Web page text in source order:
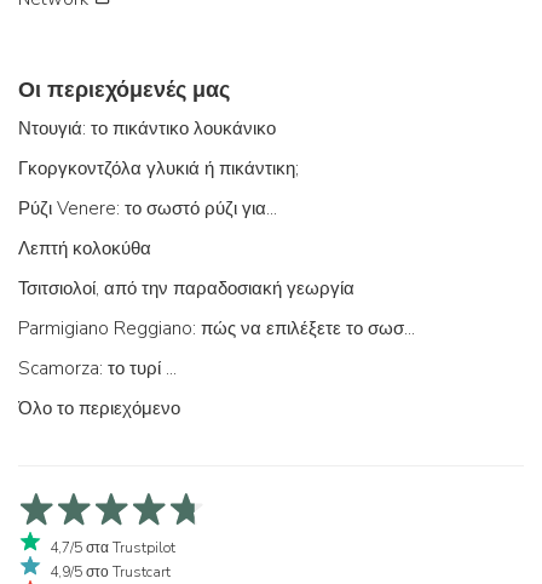
Οι περιεχόμενές μας
Ντουγιά: το πικάντικο λουκάνικο
Γκοργκοντζόλα γλυκιά ή πικάντικη;
Ρύζι Venere: το σωστό ρύζι για...
Λεπτή κολοκύθα
Τσιτσιολοί, από την παραδοσιακή γεωργία
Parmigiano Reggiano: πώς να επιλέξετε το σωστό
Scamorza: το τυρί ...
Όλο το περιεχόμενο
4,7/5 στα Trustpilot
4,9/5 στο Trustcart